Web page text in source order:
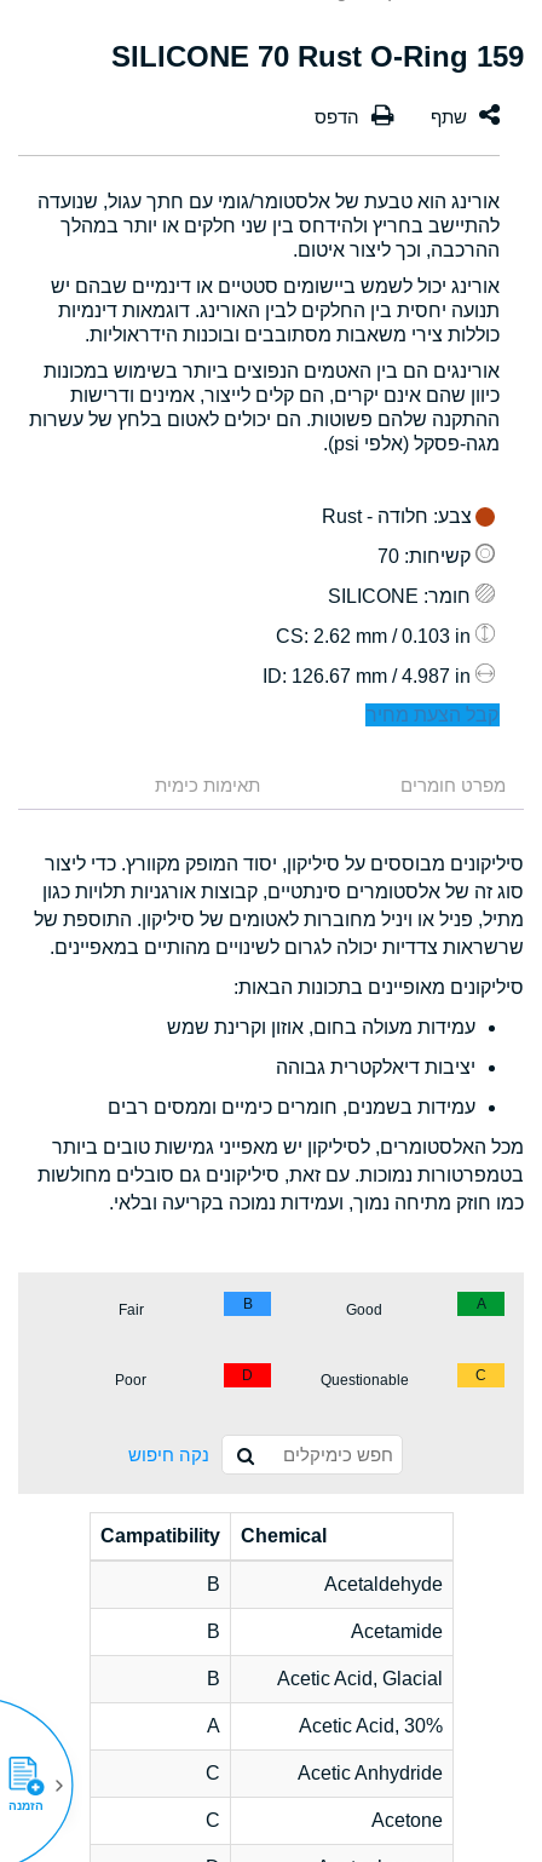
159 SILICONE 70 Rust O-Ring
אורינג הוא טבעת של אלסטומר/גומי עם חתך עגול, שנועדה
להתיישב בחריץ ולהידחס בין שני חלקים או יותר במהלך
ההרכבה, וכך ליצור איטום.
אורינג יכול לשמש ביישומים סטטיים או דינמיים שבהם יש
תנועה יחסית בין החלקים לבין האורינג. דוגמאות דינמיות
כוללות צירי משאבות מסתובבים ובוכנות הידראוליות.
אורינגים הם בין האטמים הנפוצים ביותר בשימוש במכונות
כיוון שהם אינם יקרים, הם קלים לייצור, אמינים ודרישות
ההתקנה שלהם פשוטות. הם יכולים לאטום בלחץ של עשרות
מגה-פסקל (אלפי psi).
צבע: חלודה - Rust
קשיחות: 70
חומר: SILICONE
: 2.62 mm / 0.103 in
: 126.67 mm / 4.987 in
קבל הצעת מחיר
מפרט חומרים תאימות כימית
סיליקונים מבוססים על סיליקון, יסוד המופק מקוורץ. כדי ליצור
סוג זה של אלסטומרים סינתטיים, קבוצות אורגניות תלויות כגון
מתיל, פניל או ויניל מחוברות לאטומים של סיליקון. התוספת של
שרשראות צדדיות יכולה לגרום לשינויים מהותיים במאפיינים.
סיליקונים מאופיינים בתכונות הבאות:
עמידות מעולה בחום, אוזון וקרינת שמש
יציבות דיאלקטרית גבוהה
עמידות בשמנים, חומרים כימיים וממסים רבים
מכל האלסטומרים, לסיליקון יש מאפייני גמישות טובים ביותר
בטמפרטורות נמוכות. עם זאת, סיליקונים גם סובלים מחולשות
כמו חוזק מתיחה נמוך, ועמידות נמוכה בקריעה ובלאי.
A
Good
B
Fair
C
Questionable
D
Poor
נקה חיפוש
Chemical
Campatibility
Acetaldehyde
B
Acetamide
B
Acetic Acid, Glacial
B
Acetic Acid, 30%
A
Acetic Anhydride
C
Acetone
C
הזמנה